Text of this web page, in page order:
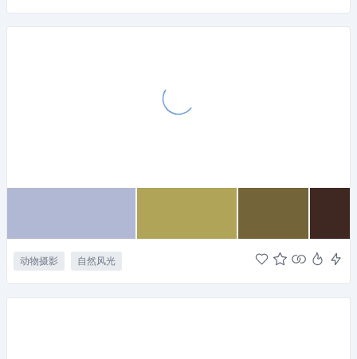
动物摄影 自然风光